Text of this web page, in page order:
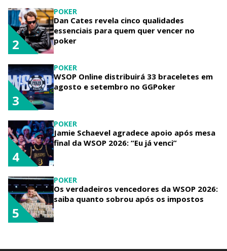
POKER
Dan Cates revela cinco qualidades
essenciais para quem quer vencer no
poker
2
POKER
WSOP Online distribuirá 33 braceletes em
agosto e setembro no GGPoker
3
POKER
Jamie Schaevel agradece apoio após mesa
final da WSOP 2026: “Eu já venci”
4
POKER
Os verdadeiros vencedores da WSOP 2026:
saiba quanto sobrou após os impostos
5